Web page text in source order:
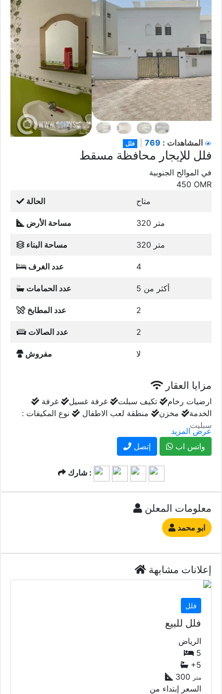
فلل المشاهدات :
فلل للإيجار محافظة مسقط
في الموالح الجنوبية
450 OMR
الحالة
متاح
مساحة الأرض 320 متر
مساحة البناء 320 متر
عدد الغرف 4
عدد الحمامات أكثر من 5
عدد المطابخ 2
عدد الصالات 2
مفروش لا
مزايا العقار
ارضيات رخام تكيف سبلت غرفة غسيل
غرفة
الخدمة
مخزن منطقة لعب الاطفال
نوع المكيفات :
سبليت
عرض المزيد
إتصل
واتس اب
شارك :
معلومات المعلن
ابو محمد
إعلانات مشابهة
فلل
فلل للبيع
الرياض
5
+5
300
متر
السعر إبتداء من